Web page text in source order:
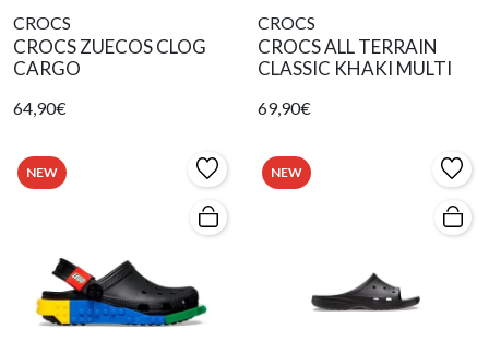
CROCS
CROCS ZUECOS CLOG
CARGO
64,90€
CROCS
CROCS ALL TERRAIN
CLASSIC KHAKI MULTI
69,90€
NEW NEW